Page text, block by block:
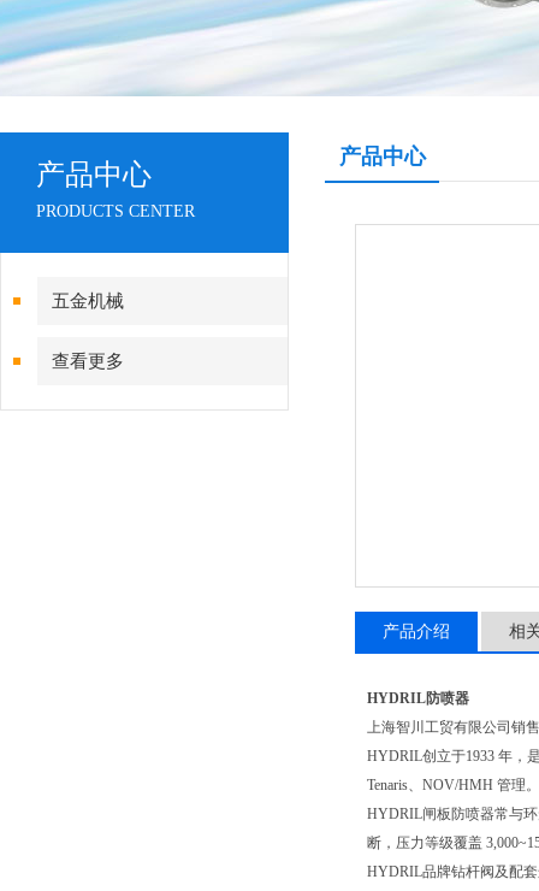
产品中心
PRODUCTS CENTER
五金机械
查看更多
产品中心
产品介绍 相
HYDRIL防喷器
上海智川工贸有限公司销
HYDRIL创立于1933 年，
Tenaris、NOV/HMH 管理。
HYDRIL闸板防喷器常与
断，压力等级覆盖
HYDRIL品牌钻杆阀及配